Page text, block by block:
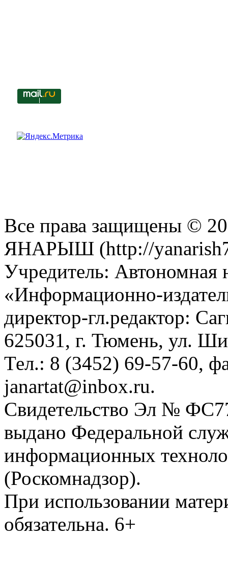
Все права защищены ©
ЯНАРЫШ (http://
Учредитель: Автономная
«Информационно-
директор-гл.редактор:
625031, г. Тюмень, ул.
Тел.: 8 (3452) 69-57-60,
janartat@inbox.ru.
Свидетельство Эл №
выдано Федеральной
информационных
(Роскомнадзор).
При использовании
обязательна. 6+